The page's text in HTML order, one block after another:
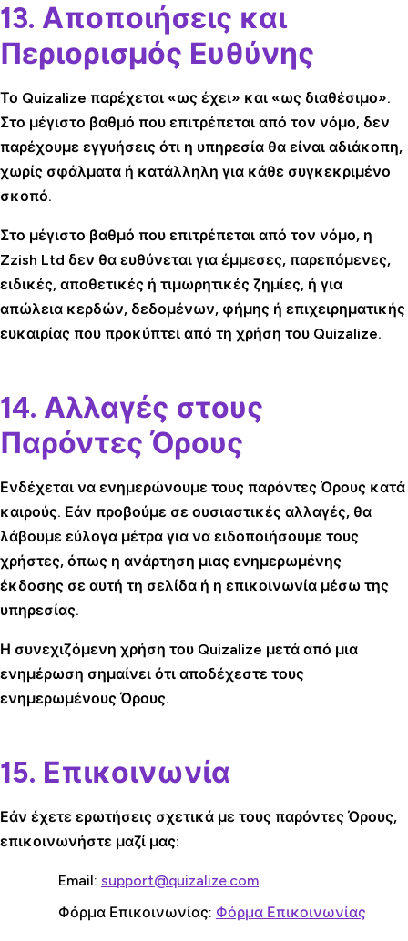
13. Αποποιήσεις και
Περιορισμός Ευθύνης
Το Quizalize παρέχεται «ως έχει» και «ως διαθέσιμο».
Στο μέγιστο βαθμό που επιτρέπεται από τον νόμο, δεν
παρέχουμε εγγυήσεις ότι η υπηρεσία θα είναι αδιάκοπη,
χωρίς σφάλματα ή κατάλληλη για κάθε συγκεκριμένο
σκοπό.
Στο μέγιστο βαθμό που επιτρέπεται από τον νόμο, η
Zzish Ltd δεν θα ευθύνεται για έμμεσες, παρεπόμενες,
ειδικές, αποθετικές ή τιμωρητικές ζημίες, ή για
απώλεια κερδών, δεδομένων, φήμης ή επιχειρηματικής
ευκαιρίας που προκύπτει από τη χρήση του Quizalize.
14. Αλλαγές στους
Παρόντες Όρους
Ενδέχεται να ενημερώνουμε τους παρόντες Όρους κατά
καιρούς. Εάν προβούμε σε ουσιαστικές αλλαγές, θα
λάβουμε εύλογα μέτρα για να ειδοποιήσουμε τους
χρήστες, όπως η ανάρτηση μιας ενημερωμένης
έκδοσης σε αυτή τη σελίδα ή η επικοινωνία μέσω της
υπηρεσίας.
Η συνεχιζόμενη χρήση του Quizalize μετά από μια
ενημέρωση σημαίνει ότι αποδέχεστε τους
ενημερωμένους Όρους.
15. Επικοινωνία
Εάν έχετε ερωτήσεις σχετικά με τους παρόντες Όρους,
επικοινωνήστε μαζί μας:
Email: support@quizalize.com
Φόρμα Επικοινωνίας: Φόρμα Επικοινωνίας